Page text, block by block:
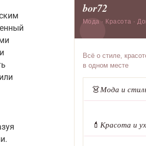
bor72
Мода · Красота ·
Всё о стиле,
в одном месте
👗Мода и
💄 Красота и